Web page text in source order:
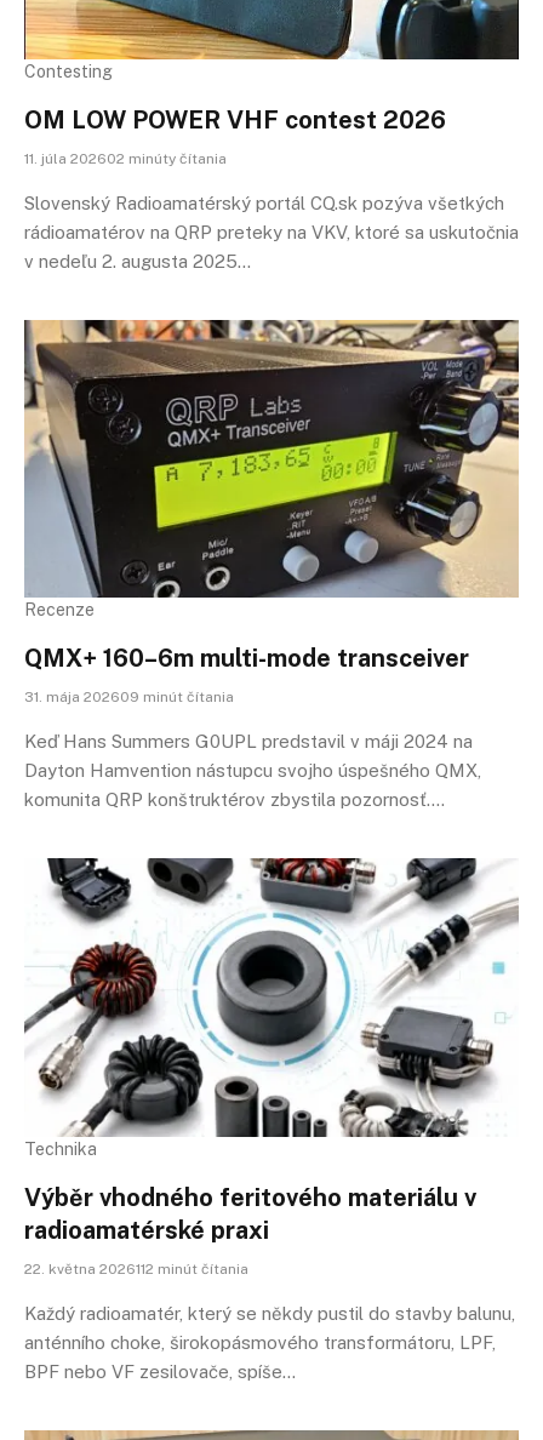
Contesting
OM LOW POWER VHF contest 2026
11. júla 202602 minúty čítania
Slovenský Radioamatérský portál CQ.sk pozýva všetkých
rádioamatérov na QRP preteky na VKV, ktoré sa uskutočnia
v nedeľu 2. augusta 2025…
Recenze
QMX+ 160–6m multi-mode transceiver
31. mája 202609 minút čítania
Keď Hans Summers G0UPL predstavil v máji 2024 na
Dayton Hamvention nástupcu svojho úspešného QMX,
komunita QRP konštruktérov zbystila pozornosť.…
Technika
Výběr vhodného feritového materiálu v
radioamatérské praxi
22. května 2026112 minút čítania
Každý radioamatér, který se někdy pustil do stavby balunu,
anténního choke, širokopásmového transformátoru, LPF,
BPF nebo VF zesilovače, spíše…